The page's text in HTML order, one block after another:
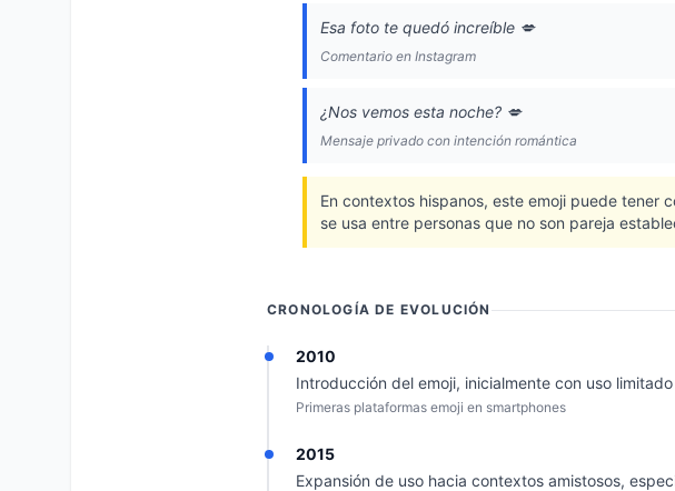
Esa foto te quedó increíble 💋
Comentario en Instagram
¿Nos vemos esta noche? 💋
Mensaje privado con intención romántica
En contextos hispanos, este emoji puede tener
se usa entre personas que no son pareja
CRONOLOGÍA DE EVOLUCIÓN
2010
Introducción del emoji, inicialmente con uso
Primeras plataformas emoji en smartphones
2015
Expansión de uso hacia contextos amistosos,